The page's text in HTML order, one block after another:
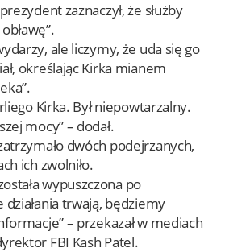
zaznaczył, że służby
ale liczymy, że uda się go
określając Kirka mianem
Kirka. Był niepowtarzalny.
mocy” – dodał.
dwóch podejrzanych,
ich zwolniło.
wypuszczona po
działania trwają, będziemy
– przekazał w mediach
FBI Kash Patel.